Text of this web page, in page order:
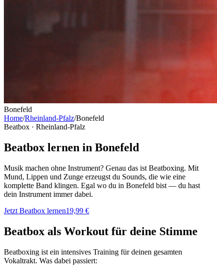
Bonefeld
Home/Rheinland-Pfalz/Bonefeld
Beatbox · Rheinland-Pfalz
Beatbox lernen in Bonefeld
Musik machen ohne Instrument? Genau das ist Beatboxing. Mit
Mund, Lippen und Zunge erzeugst du Sounds, die wie eine
komplette Band klingen. Egal wo du in Bonefeld bist — du hast
dein Instrument immer dabei.
Jetzt Beatbox lernen19,99 €
Beatbox als Workout für deine Stimme
Beatboxing ist ein intensives Training für deinen gesamten
Vokaltrakt. Was dabei passiert: